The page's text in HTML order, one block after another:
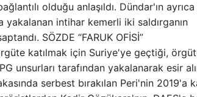
olduğu anlaşıldı. Dündar'ın
intihar kemerli iki saldırganın
SÖZDE “FARUK OFİSİ”
katılmak için Suriye'ye geçtiği,
tarafından yakalanarak esir
serbest bırakılan Peri'nin 2019'a